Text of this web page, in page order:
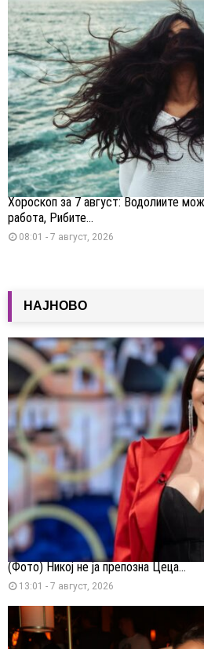
Хороскоп за 7 август: Водолиите
работа, Рибите...
08:01 - 7 август, 2026
НАЈНОВО
(Фото) Никој не ја препозна Цеца...
13:01 - 7 август, 2026